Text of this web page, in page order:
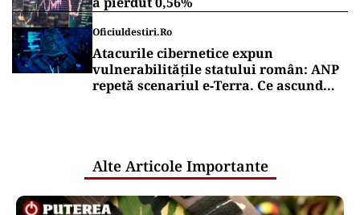
ALEGERI
Harta detaliată a votului pentru
Primăria Capitalei arată victoria clară
a lui Ciprian Ciucu și surpriza produsă
lovească direct economia
Puterea Financiara